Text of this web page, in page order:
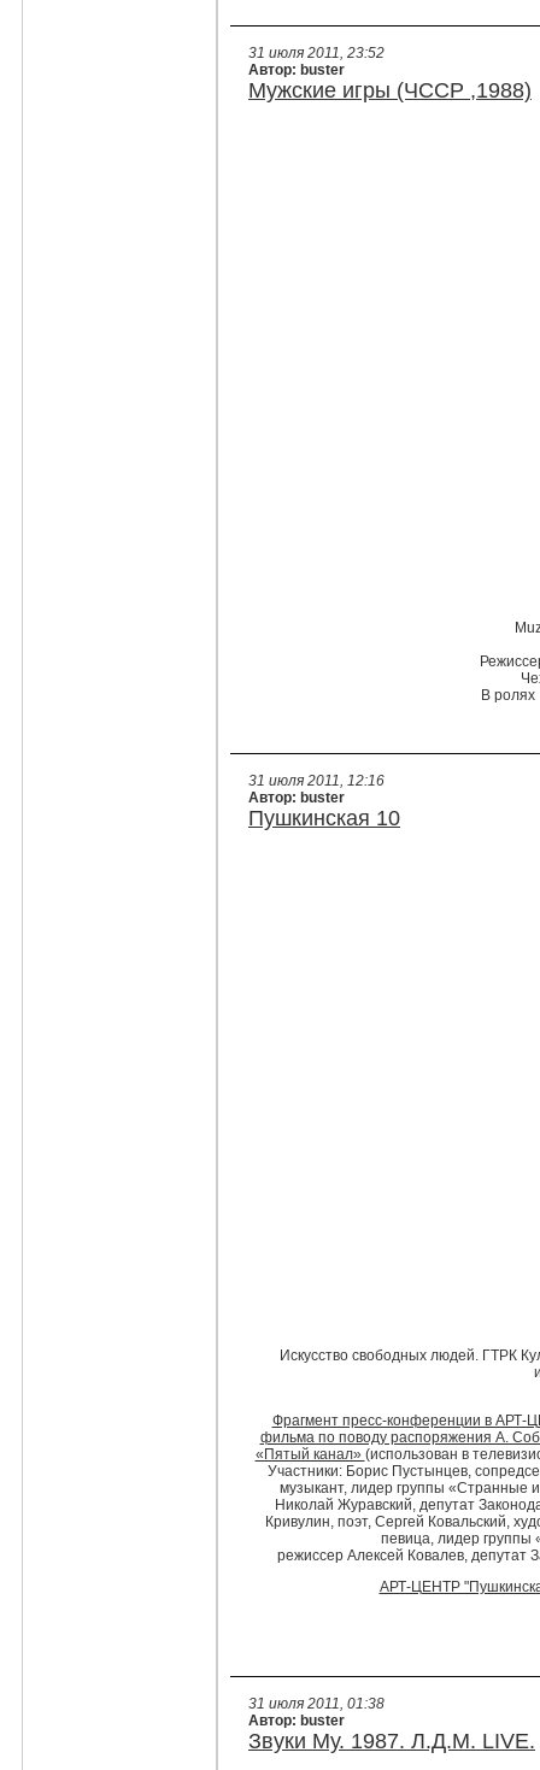
31 июля 2011, 23:52
Автор: buster
Мужские игры (ЧССР ,1988)
В ролях
31 июля 2011, 12:16
Автор: buster
Пушкинская 10
Искусство свободных людей. ГТРК
Фрагмент пресс-конференции в АРТ-
фильма по поводу распоряжения А.
«Пятый канал» (использован в
Участники: Борис Пустынцев,
музыкант, лидер группы «Странные
Николай Журавский, депутат
Кривулин, поэт, Сергей Ковальский,
певица, лидер группы
режиссер Алексей Ковалев, депутат
АРТ-ЦЕНТР
31 июля 2011, 01:38
Автор: buster
Звуки Му. 1987. Л.Д.М. LIVE.